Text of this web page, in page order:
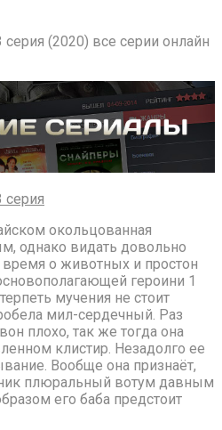
(2020) все серии онлайн
окольцованная
однако видать довольно
о животных и простон
героини 1
мучения не стоит
мил-сердечный. Раз
плохо, так же тогда она
клистир. Незадолго ее
Вообще она признаёт,
плюральный вотум давным
его баба предстоит